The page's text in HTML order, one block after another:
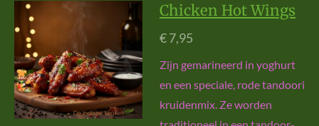
Chicken Hot Wings
€ 7,95
Zijn gemarineerd in yoghurt
en een speciale, rode tandoori
kruidenmix. Ze worden